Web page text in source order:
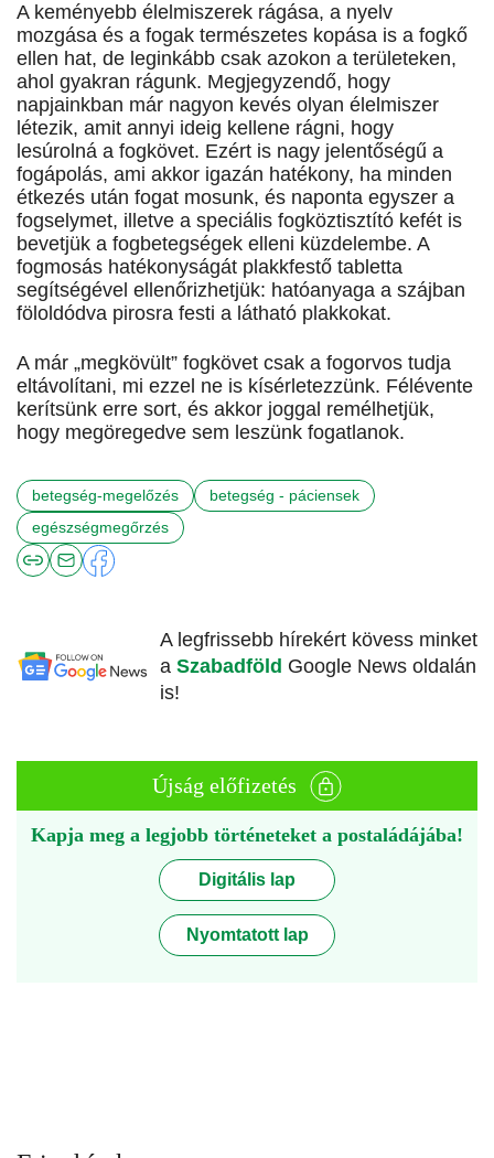
A keményebb élelmiszerek rágása, a nyelv
mozgása és a fogak természetes kopása is a fogkő
ellen hat, de leginkább csak azokon a területeken,
ahol gyakran rágunk. Megjegyzendő, hogy
napjainkban már nagyon kevés olyan élelmiszer
létezik, amit annyi ideig kellene rágni, hogy
lesúrolná a fogkövet. Ezért is nagy jelentőségű a
fogápolás, ami akkor igazán hatékony, ha minden
étkezés után fogat mosunk, és naponta egyszer a
fogselymet, illetve a speciális fogköztisztító kefét is
bevetjük a fogbetegségek elleni küzdelembe. A
fogmosás hatékonyságát plakkfestő tabletta
segítségével ellenőrizhetjük: hatóanyaga a szájban
föloldódva pirosra festi a látható plakkokat.
A már „megkövült” fogkövet csak a fogorvos tudja
eltávolítani, mi ezzel ne is kísérletezzünk. Félévente
kerítsünk erre sort, és akkor joggal remélhetjük,
hogy megöregedve sem leszünk fogatlanok.
betegség-megelőzés
betegség - páciensek
egészségmegőrzés
A legfrissebb hírekért kövess minket
a Szabadföld Google News oldalán
is!
Újság előfizetés
Kapja meg a legjobb történeteket a postaládájába!
Digitális lap
Nyomtatott lap